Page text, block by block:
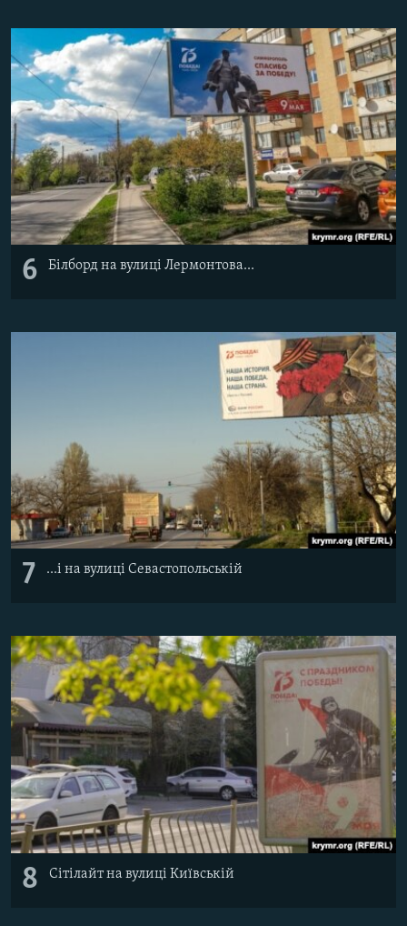
6 Білборд на вулиці Лермонтова...
7 ...і на вулиці Севастопольській
8 Сітілайт на вулиці Київській